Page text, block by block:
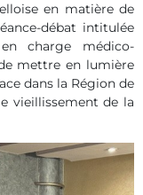
en matière de
débat intitulée
charge médico-
mettre en lumière
dans la Région de
vieillissement de la